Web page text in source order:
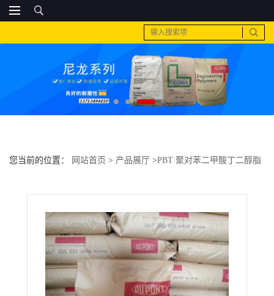
您当前的位置： 网站首页 > 产品展厅 >PBT 聚对苯二甲酸丁二醇脂